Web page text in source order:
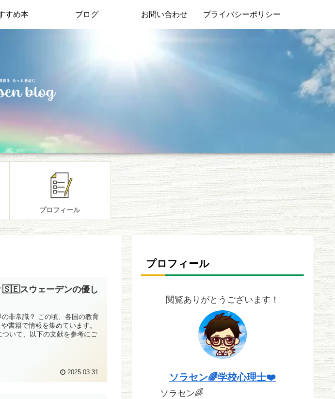
すめ本 ブログ お問い合わせ プライバシーポリシー
プロフィール
🇸🇪スウェーデンの優し
非常識？ この頃、各国の教育
書籍で情報を集めています。
いて、以下の文献を参考にご
2025.03.31
プロフィール
閲覧ありがとうございます！
ソラセン🌈学校心理士❤️
ソラセン🌈